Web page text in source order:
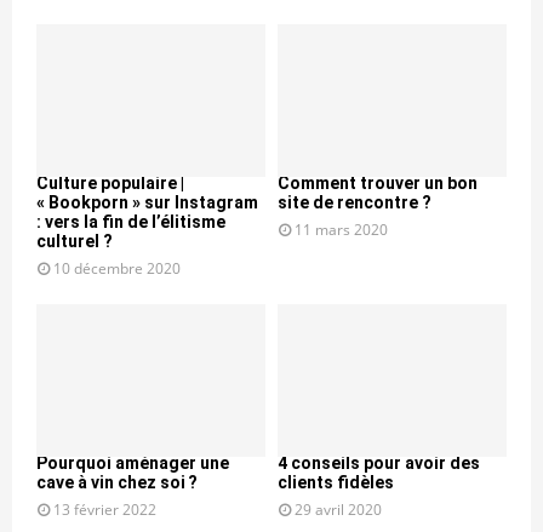
Culture populaire |
« Bookporn » sur Instagram
: vers la fin de l’élitisme
culturel ?
10 décembre 2020
Comment trouver un bon
site de rencontre ?
11 mars 2020
Pourquoi aménager une
cave à vin chez soi ?
13 février 2022
4 conseils pour avoir des
clients fidèles
29 avril 2020